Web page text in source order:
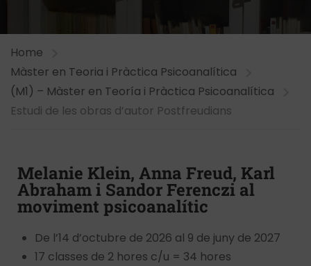
Home
Màster en Teoria i Pràctica Psicoanalítica
(M1) – Màster en Teoría i Pràctica Psicoanalítica
Estudi de les obras d’autor Postfreudians
Melanie Klein, Anna Freud, Karl
Abraham i Sandor Ferenczi al
moviment psicoanalític
De l’14 d’octubre de 2026 al 9 de juny de 2027
17 classes de 2 hores c/u = 34 hores